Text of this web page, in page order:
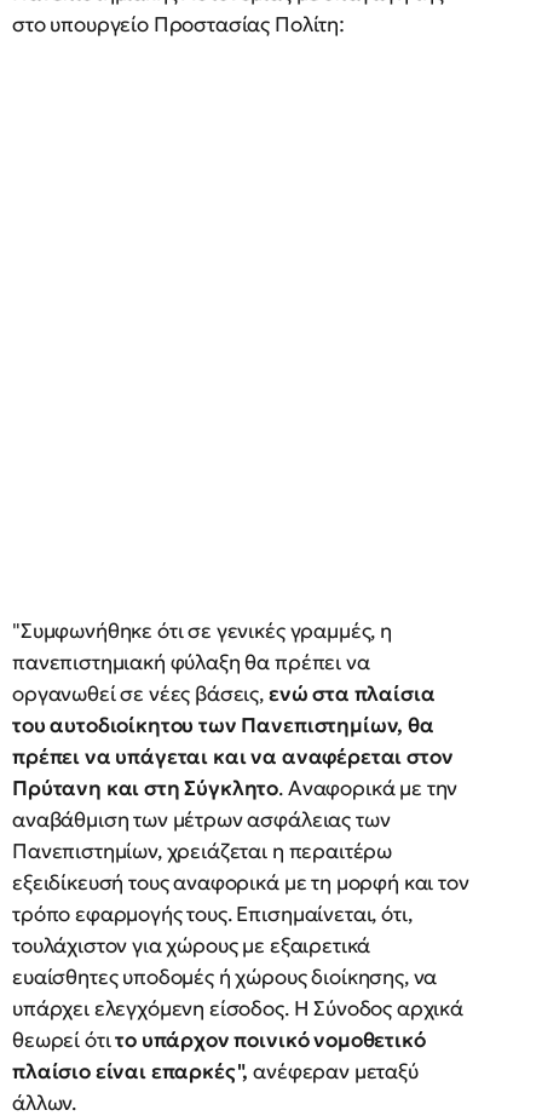
στο υπουργείο Προστασίας Πολίτη:
"Συμφωνήθηκε ότι σε γενικές γραμμές, η
πανεπιστημιακή φύλαξη θα πρέπει να
οργανωθεί σε νέες βάσεις,ενώ στα πλαίσια
του αυτοδιοίκητου των Πανεπιστημίων, θα
πρέπει να υπάγεται και να αναφέρεται στον
Πρύτανη και στη Σύγκλητο. Αναφορικά με την
αναβάθμιση των μέτρων ασφάλειας των
Πανεπιστημίων, χρειάζεται η περαιτέρω
εξειδίκευσή τους αναφορικά με τη μορφή και τον
τρόπο εφαρμογής τους. Επισημαίνεται, ότι,
τουλάχιστον για χώρους με εξαιρετικά
ευαίσθητες υποδομές ή χώρους διοίκησης, να
υπάρχει ελεγχόμενη είσοδος. Η Σύνοδος αρχικά
θεωρεί ότιτο υπάρχον ποινικό νομοθετικό
πλαίσιο είναι επαρκές",ανέφεραν μεταξύ
άλλων.